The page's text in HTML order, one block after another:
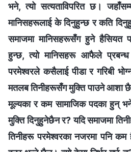
भने, त्यो सत्यताविपरित छ।
मानिसहरूलाई के दिनुहुन्छ र कति
समाजमा मानिसहरूसँग हुने हैसियत
हुन्छ, त्यो मानिसहरू आफैले प्रबन्ध
परमेश्‍वरले कसैलाई पीडा र गरिबी
मतलब तिनीहरूसँग मुक्ति पाउने आशा
मूल्यका र कम सामाजिक पदका हुन्
मुक्ति दिनुहुनेछैन र? यदि समाजमा
तिनीहरू परमेश्‍वरका नजरमा पनि